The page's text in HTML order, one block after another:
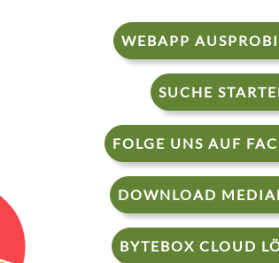
WEBAPP
SUCHE
FOLGE UNS AUF
DOWNLOAD
BYTEBOX CLOUD